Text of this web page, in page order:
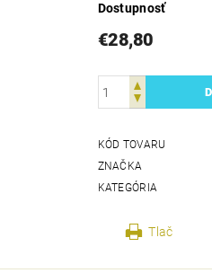
Dostupnosť
€28,80
KÓD TOVARU
ZNAČKA
KATEGÓRIA
Tlač